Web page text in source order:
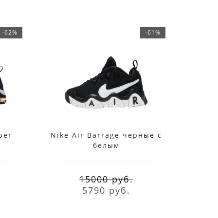
-62% -61%
Nike Air Barrage черные с
белым
15000 руб.
5790 руб.